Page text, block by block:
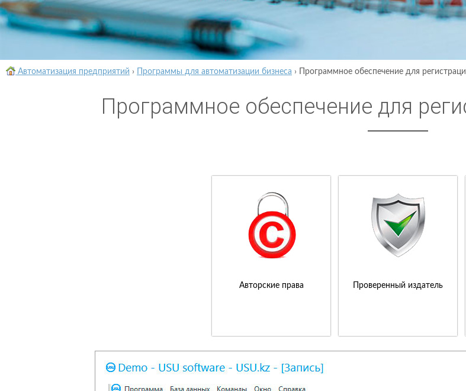
Автоматизация предприятий › Программы для автоматизации бизнеса › Программное обеспечение для
Программное обеспечение для
Авторские права Проверенный издатель